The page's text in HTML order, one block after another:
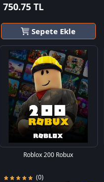
750.75 TL
Sepete Ekle
Roblox 200 Robux
(0)